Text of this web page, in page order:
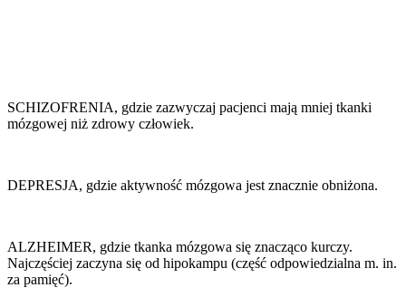
SCHIZOFRENIA, gdzie zazwyczaj pacjenci mają mniej tkanki
mózgowej niż zdrowy człowiek.
DEPRESJA, gdzie aktywność mózgowa jest znacznie obniżona.
ALZHEIMER, gdzie tkanka mózgowa się znacząco kurczy.
Najczęściej zaczyna się od hipokampu (część odpowiedzialna m. in.
za pamięć).